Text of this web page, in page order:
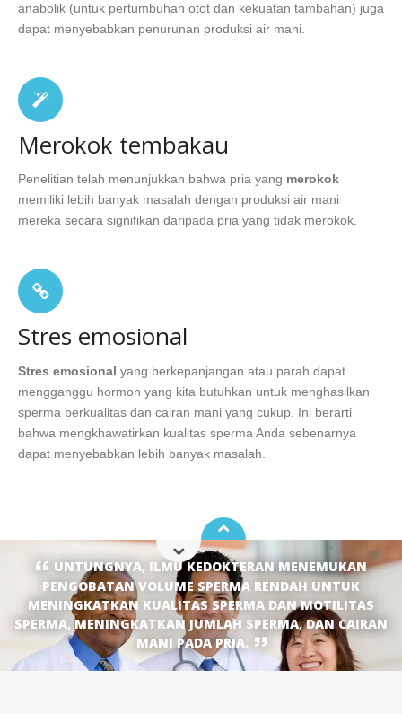
anabolik (untuk pertumbuhan otot dan kekuatan tambahan) juga
dapat menyebabkan penurunan produksi air mani.
Merokok tembakau
Penelitian telah menunjukkan bahwa pria yang merokok
memiliki lebih banyak masalah dengan produksi air mani
mereka secara signifikan daripada pria yang tidak merokok.
Stres emosional
Stres emosional yang berkepanjangan atau parah dapat
mengganggu hormon yang kita butuhkan untuk menghasilkan
sperma berkualitas dan cairan mani yang cukup. Ini berarti
bahwa mengkhawatirkan kualitas sperma Anda sebenarnya
dapat menyebabkan lebih banyak masalah.
UNTUNGNYA, ILMU KEDOKTERAN MENEMUKAN
PENGOBATAN VOLUME SPERMA RENDAH UNTUK
MENINGKATKAN KUALITAS SPERMA DAN MOTILITAS
SPERMA, MENINGKATKAN JUMLAH SPERMA, DAN CAIRAN
MANI PADA PRIA.